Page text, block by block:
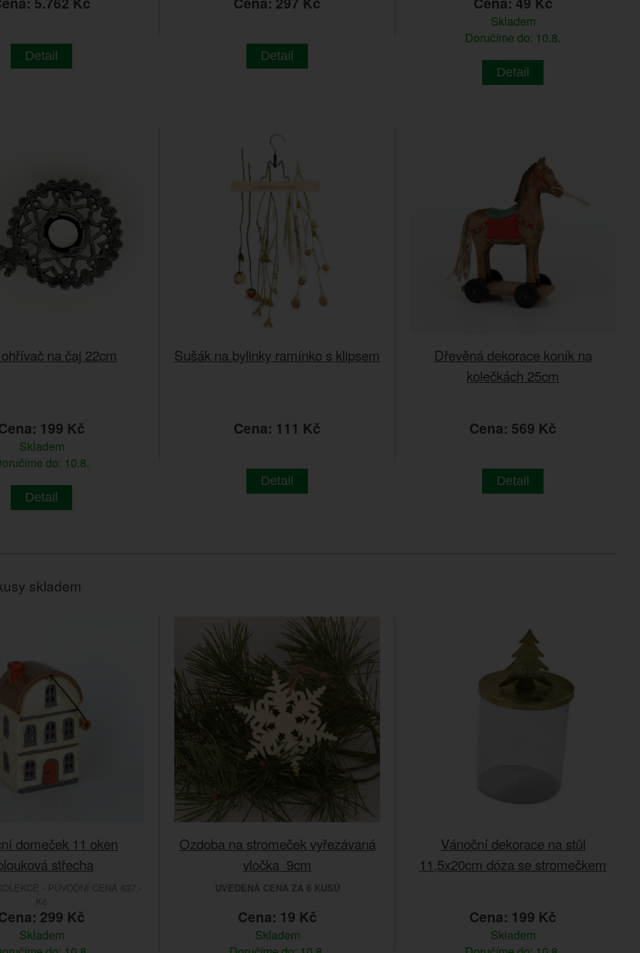
Detail Detail
Skladem
Doručíme do: 10.8.
Detail
na čaj 22cm
199 Kč
Skladem
do: 10.8.
Detail
Sušák na bylinky ramínko s klipsem
Cena: 111 Kč
Detail
Dřevěná dekorace koník na
kolečkách 25cm
Cena: 569 Kč
Detail
skladem
domeček 11 oken
střecha
- PŮVODNÍ CENA 637.-
Kč
299 Kč
Skladem
Ozdoba na stromeček vyřezávaná
vločka 9cm
UVEDENÁ CENA ZA 6 KUSŮ
Cena: 19 Kč
Skladem
Vánoční dekorace na stůl
11,5x20cm dóza se stromečkem
Cena: 199 Kč
Skladem